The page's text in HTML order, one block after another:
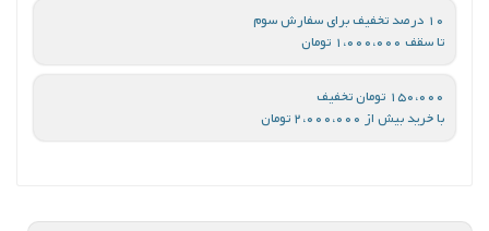
10 درصد تخفیف برای سفارش سوم
تا سقف 1،000،000 تومان
150،000 تومان تخفیف
با خرید بیش از 2،000،000 تومان